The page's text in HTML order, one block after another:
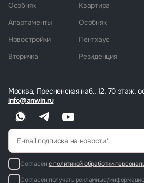
Москва, Пресненская наб., 12, 70 этаж,
info@anwin.ru
Согласен с политикой обработки
Согласен получать рекламные/
Особняк
Апартаменты
Новостройки
Вторичка
Квартира
Особняк
Пентхаус
Резиденция